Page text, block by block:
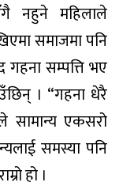
नहुने महिलाले
समाजमा पनि
गहना सम्पत्ति भए
। “गहना धेरै
सामान्य एकसरो
समस्या पनि
हो ।